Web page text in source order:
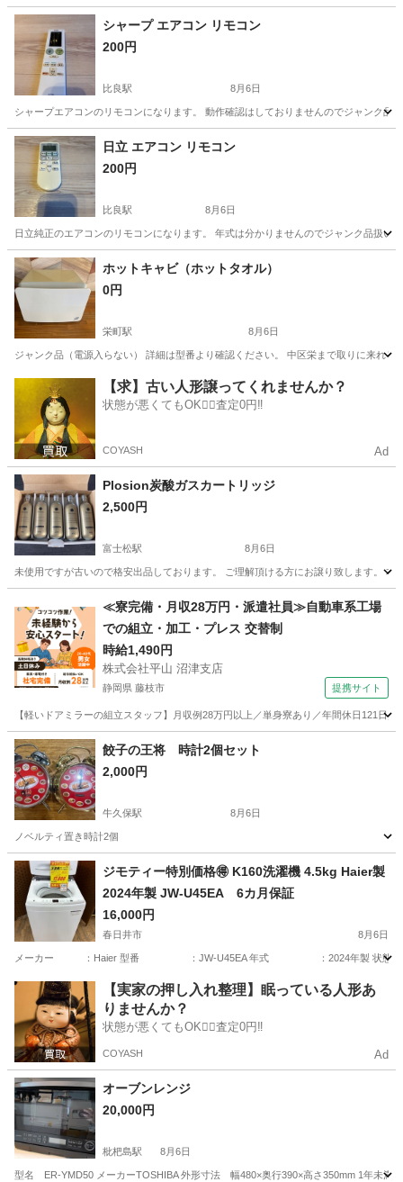
愛知 北名古屋市 比良駅 季節、空調家電
シャープ エアコン リモコン
200円
比良駅 8月6日
シャープエアコンのリモコンになります。 動作確認はしておりませんのでジャンク
愛知 北名古屋市 季節、空調家電
日立 エアコン リモコン
200円
比良駅 8月6日
日立純正のエアコンのリモコンになります。 年式は分かりませんのでジャンク品扱
愛知 北名古屋市 比良駅 季節、空調家電
ホットキャビ（ホットタオル）
0円
栄町駅 8月6日
ジャンク品（電源入らない） 詳細は型番より確認ください。 中区栄まで取りに来れる
栄町駅 美容家電
【求】古い人形譲ってくれませんか？
状態が悪くてもOK🙆‍♀️査定0円‼️
COYASH Ad
Plosion炭酸ガスカートリッジ
2,500円
富士松駅 8月6日
未使用ですが古いので格安出品しております。 ご理解頂ける方にお譲り致します。
富士松駅 美容家電
≪寮完備・月収28万円・派遣社員≫自動車系工場
での組立・加工・プレス 交替制
時給1,490円
株式会社平山 沼津支店
静岡県 藤枝市 提携サイト
【軽いドアミラーの組立スタッフ】月収例28万円以上／単身寮あり／年間休日121
静岡 藤枝市 その他
餃子の王将 時計2個セット
2,000円
牛久保駅 8月6日
ノベルティ置き時計2個
愛知 豊川市 生活家電 餃子の王将
ジモティー特別価格🉐 K160洗濯機 4.5kg Haier製
2024年製 JW-U45EA 6カ月保証
16,000円
春日井市 8月6日
メーカー ：Haier 型番 ：JW-U45EA 年式 ：2024年製
愛知 春日井市 生活家電 貸し出し
【実家の押し入れ整理】眠っている人形あ
りませんか？
状態が悪くてもOK🙆‍♀️査定0円‼️
COYASH Ad
オーブンレンジ
20,000円
枇杷島駅 8月6日
型名 ER-YMD50 メーカーTOSHIBA 外形寸法 幅480×奥行390×高さ350mm 1年未満